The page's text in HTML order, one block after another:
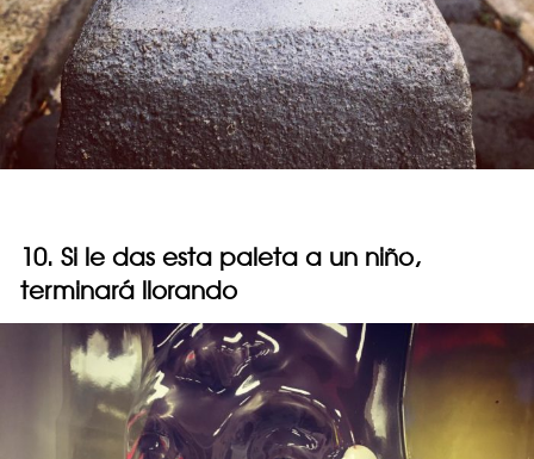
10. Si le das esta paleta a un niño,
terminará llorando